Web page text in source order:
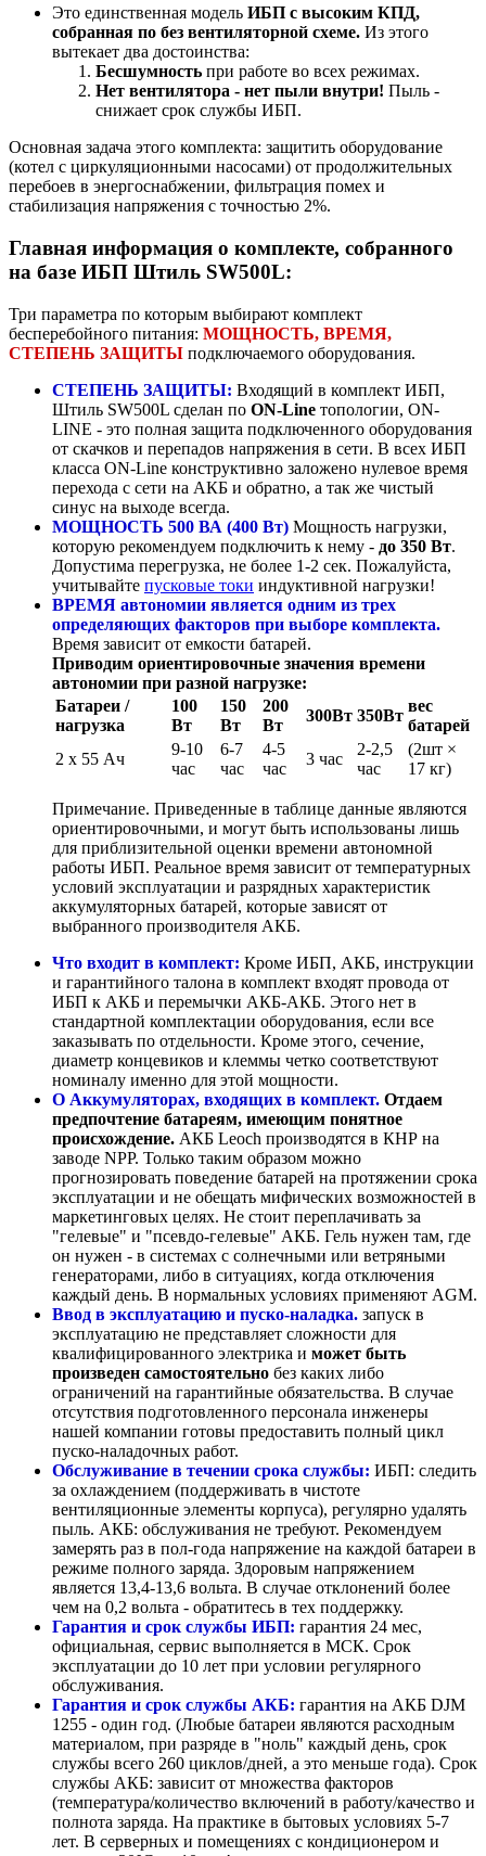
Это единственная модель ИБП с высоким КПД,
собранная по без вентиляторной схеме. Из этого
вытекает два достоинства:
Бесшумность при работе во всех режимах.
Нет вентилятора - нет пыли внутри! Пыль -
снижает срок службы ИБП.
Основная задача этого комплекта: защитить оборудование
(котел с циркуляционными насосами) от продолжительных
перебоев в энергоснабжении, фильтрация помех и
стабилизация напряжения с точностью 2%.
Главная информация о комплекте, собранного
на базе ИБП Штиль SW500L:
Три параметра по которым выбирают комплект
бесперебойного питания: МОЩНОСТЬ, ВРЕМЯ,
СТЕПЕНЬ ЗАЩИТЫ подключаемого оборудования.
СТЕПЕНЬ ЗАЩИТЫ: Входящий в комплект ИБП,
Штиль SW500L сделан по ON-Line топологии, ON-
LINE - это полная защита подключенного оборудования
от скачков и перепадов напряжения в сети. В всех ИБП
класса ON-Line конструктивно заложено нулевое время
перехода с сети на АКБ и обратно, а так же чистый
синус на выходе всегда.
МОЩНОСТЬ 500 ВА (400 Вт) Мощность нагрузки,
которую рекомендуем подключить к нему - до 350 Вт.
Допустима перегрузка, не более 1-2 сек. Пожалуйста,
учитывайте пусковые токи индуктивной нагрузки!
ВРЕМЯ автономии является одним из трех
определяющих факторов при выборе комплекта.
Время зависит от емкости батарей.
Приводим ориентировочные значения времени
автономии при разной нагрузке:
Батареи /
нагрузка
100
Вт
150
Вт
200
Вт
300Вт 350Вт
вес
батарей
2 х 55 Ач
9-10
час
6-7
час
4-5
час
3 час
2-2,5
час
(2шт ×
17 кг)
Примечание. Приведенные в таблице данные являются
ориентировочными, и могут быть использованы лишь
для приблизительной оценки времени автономной
работы ИБП. Реальное время зависит от температурных
условий эксплуатации и разрядных характеристик
аккумуляторных батарей, которые зависят от
выбранного производителя АКБ.
Что входит в комплект: Кроме ИБП, АКБ, инструкции
и гарантийного талона в комплект входят провода от
ИБП к АКБ и перемычки АКБ-АКБ. Этого нет в
стандартной комплектации оборудования, если все
заказывать по отдельности. Кроме этого, сечение,
диаметр концевиков и клеммы четко соответствуют
номиналу именно для этой мощности.
О Аккумуляторах, входящих в комплект. Отдаем
предпочтение батареям, имеющим понятное
происхождение. АКБ Leoch производятся в КНР на
заводе NPP. Только таким образом можно
прогнозировать поведение батарей на протяжении срока
эксплуатации и не обещать мифических возможностей в
маркетинговых целях. Не стоит переплачивать за
"гелевые" и "псевдо-гелевые" АКБ. Гель нужен там, где
он нужен - в системах с солнечными или ветряными
генераторами, либо в ситуациях, когда отключения
каждый день. В нормальных условиях применяют AGM.
Ввод в эксплуатацию и пуско-наладка. запуск в
эксплуатацию не представляет сложности для
квалифицированного электрика и может быть
произведен самостоятельно без каких либо
ограничений на гарантийные обязательства. В случае
отсутствия подготовленного персонала инженеры
нашей компании готовы предоставить полный цикл
пуско-наладочных работ.
Обслуживание в течении срока службы: ИБП: следить
за охлаждением (поддерживать в чистоте
вентиляционные элементы корпуса), регулярно удалять
пыль. АКБ: обслуживания не требуют. Рекомендуем
замерять раз в пол-года напряжение на каждой батареи в
режиме полного заряда. Здоровым напряжением
является 13,4-13,6 вольта. В случае отклонений более
чем на 0,2 вольта - обратитесь в тех поддержку.
Гарантия и срок службы ИБП: гарантия 24 мес,
официальная, сервис выполняется в МСК. Срок
эксплуатации до 10 лет при условии регулярного
обслуживания.
Гарантия и срок службы АКБ: гарантия на АКБ DJM
1255 - один год. (Любые батареи являются расходным
материалом, при разряде в "ноль" каждый день, срок
службы всего 260 циклов/дней, а это меньше года). Срок
службы АКБ: зависит от множества факторов
(температура/количество включений в работу/качество и
полнота заряда. На практике в бытовых условиях 5-7
лет. В серверных и помещениях с кондиционером и